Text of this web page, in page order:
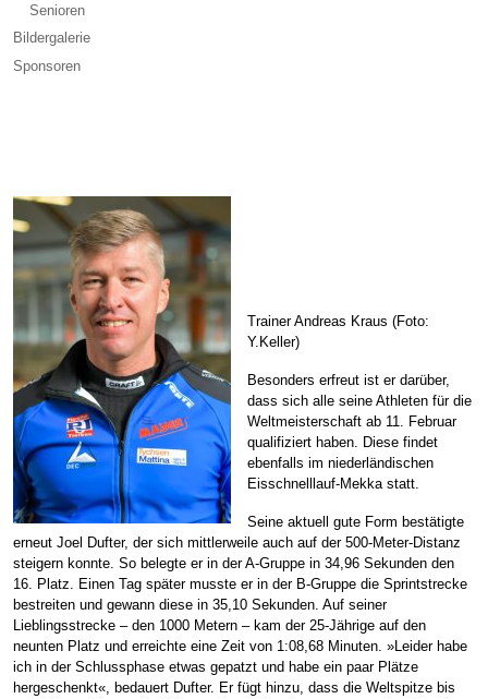
Senioren
Bildergalerie
Sponsoren
Trainer Andreas Kraus (Foto:
Y.Keller)
Besonders erfreut ist er darüber,
dass sich alle seine Athleten für die
Weltmeisterschaft ab 11. Februar
qualifiziert haben. Diese findet
ebenfalls im niederländischen
Eisschnelllauf-Mekka statt.
Seine aktuell gute Form bestätigte
erneut Joel Dufter, der sich mittlerweile auch auf der 500-Meter-Distanz
steigern konnte. So belegte er in der A-Gruppe in 34,96 Sekunden den
16. Platz. Einen Tag später musste er in der B-Gruppe die Sprintstrecke
bestreiten und gewann diese in 35,10 Sekunden. Auf seiner
Lieblingsstrecke – den 1000 Metern – kam der 25-Jährige auf den
neunten Platz und erreichte eine Zeit von 1:08,68 Minuten. »Leider habe
ich in der Schlussphase etwas gepatzt und habe ein paar Plätze
hergeschenkt«, bedauert Dufter. Er fügt hinzu, dass die Weltspitze bis